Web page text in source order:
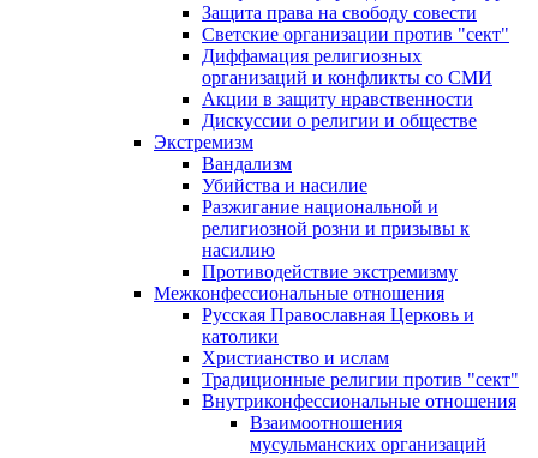
Защита права на свободу совести
Светские организации против "сект"
Диффамация религиозных
организаций и конфликты со СМИ
Акции в защиту нравственности
Дискуссии о религии и обществе
Экстремизм
Вандализм
Убийства и насилие
Разжигание национальной и
религиозной розни и призывы к
насилию
Противодействие экстремизму
Межконфессиональные отношения
Русская Православная Церковь и
католики
Христианство и ислам
Традиционные религии против "сект"
Внутриконфессиональные отношения
Взаимоотношения
мусульманских организаций